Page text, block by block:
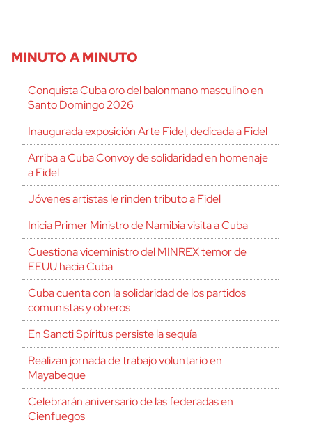
MINUTO A MINUTO
Conquista Cuba oro del balonmano masculino en
Santo Domingo 2026
Inaugurada exposición Arte Fidel, dedicada a Fidel
Arriba a Cuba Convoy de solidaridad en homenaje
a Fidel
Jóvenes artistas le rinden tributo a Fidel
Inicia Primer Ministro de Namibia visita a Cuba
Cuestiona viceministro del MINREX temor de
EEUU hacia Cuba
Cuba cuenta con la solidaridad de los partidos
comunistas y obreros
En Sancti Spíritus persiste la sequía
Realizan jornada de trabajo voluntario en
Mayabeque
Celebrarán aniversario de las federadas en
Cienfuegos